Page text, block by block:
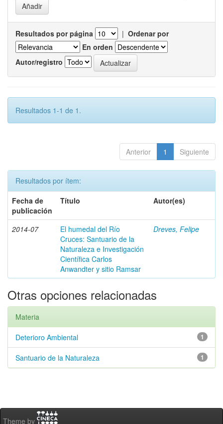
Resultados por página | Ordenar por
En orden
Autor/registro
Resultados 1-1 de 1.
Anterior 1 Siguiente
Resultados por ítem:
Fecha de
publicación
Título Autor(es)
2014-07
El humedal del Río
Cruces: Santuario de la
Naturaleza e Investigación
Científica Carlos
Anwandter y sitio Ramsar
Dreves, Felipe
Otras opciones relacionadas
Materia
1
Deterioro Ambiental
1
Santuario de la Naturaleza
Theme by